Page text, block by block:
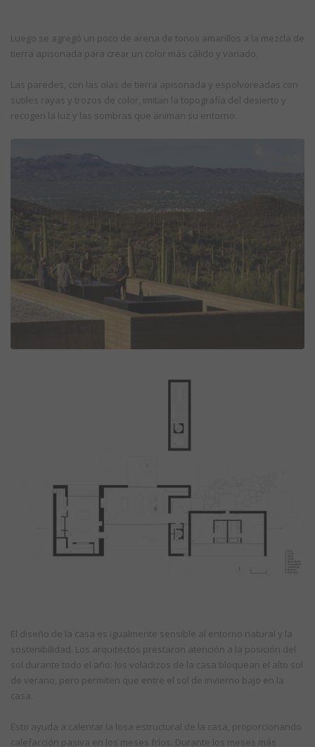
Luego se agregó un poco de arena de tonos amarillos a la mezcla de
tierra apisonada para crear un color más cálido y variado.
Las paredes, con las olas de tierra apisonada y espolvoreadas con
sutiles rayas y trozos de color, imitan la topografía del desierto y
recogen la luz y las sombras que animan su entorno.
El diseño de la casa es igualmente sensible al entorno natural y la
sostenibilidad. Los arquitectos prestaron atención a la posición del
sol durante todo el año: los voladizos de la casa bloquean el alto sol
de verano, pero permiten que entre el sol de invierno bajo en la
casa.
Esto ayuda a calentar la losa estructural de la casa, proporcionando
calefacción pasiva en los meses fríos. Durante los meses más